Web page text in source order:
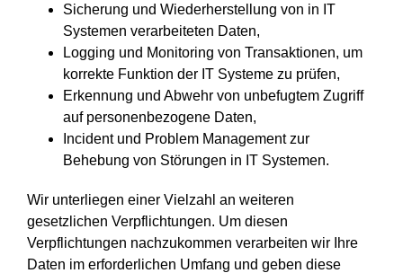
Sicherung und Wiederherstellung von in IT
Systemen verarbeiteten Daten,
Logging und Monitoring von Transaktionen, um
korrekte Funktion der IT Systeme zu prüfen,
Erkennung und Abwehr von unbefugtem Zugriff
auf personenbezogene Daten,
Incident und Problem Management zur
Behebung von Störungen in IT Systemen.
Wir unterliegen einer Vielzahl an weiteren
gesetzlichen Verpflichtungen. Um diesen
Verpflichtungen nachzukommen verarbeiten wir Ihre
Daten im erforderlichen Umfang und geben diese